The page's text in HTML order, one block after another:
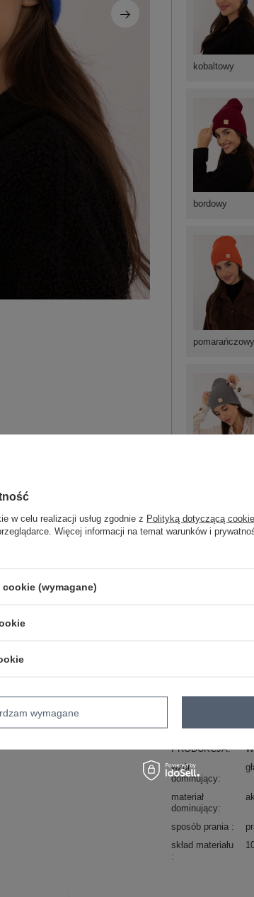
bordowy
pomarańczowy
kobaltowy
Marka
PRODUKCJA
wzór
dominujący
materiał
dominujący
sposób prania
skład materiału
w celu realizacji usług zgodnie z Polityką dotyczącą
Więcej informacji na temat warunków i
(wymagane)
wymagane